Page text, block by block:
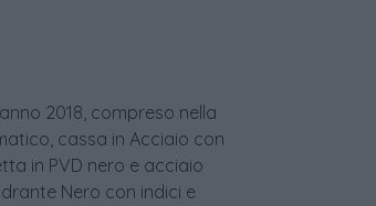
2018, compreso nella
cassa in Acciaio con
in PVD nero e acciaio
Nero con indici e